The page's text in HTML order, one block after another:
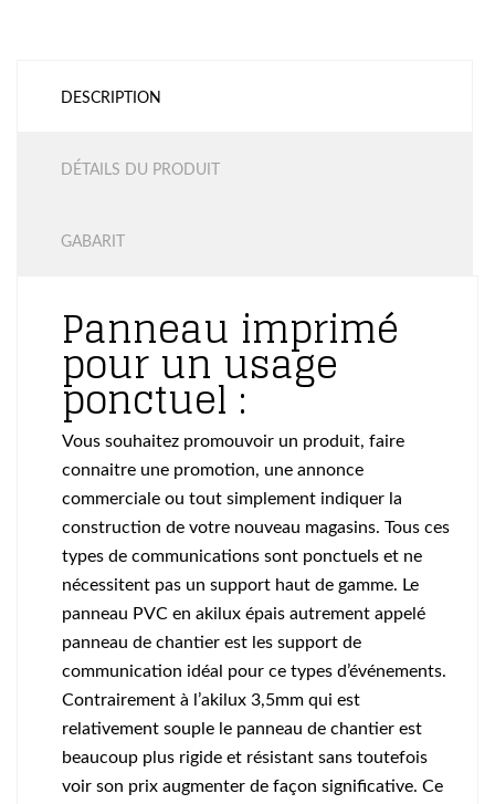
DESCRIPTION
DÉTAILS DU PRODUIT
GABARIT
Panneau imprimé
pour un usage
ponctuel :
Vous souhaitez promouvoir un produit, faire
connaitre une promotion, une annonce
commerciale ou tout simplement indiquer la
construction de votre nouveau magasins. Tous ces
types de communications sont ponctuels et ne
nécessitent pas un support haut de gamme. Le
panneau PVC en akilux épais autrement appelé
panneau de chantier est les support de
communication idéal pour ce types d’événements.
Contrairement à l’akilux 3,5mm qui est
relativement souple le panneau de chantier est
beaucoup plus rigide et résistant sans toutefois
voir son prix augmenter de façon significative. Ce